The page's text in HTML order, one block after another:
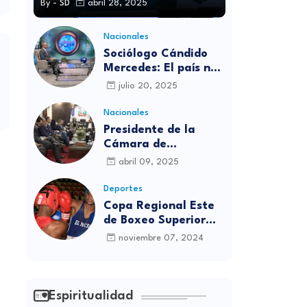
By - SD abril 28, 2025
Nacionales
Sociólogo Cándido
Mercedes: El país no
está preparado para
independientes
julio 20, 2025
Nacionales
Presidente de la
Cámara de
diputados se
víctimas de la
discoteca Jet Set
abril 09, 2025
Deportes
Copa Regional Este
de Boxeo Superior
será inaugurada este
noviembre 07, 2024
Espiritualidad